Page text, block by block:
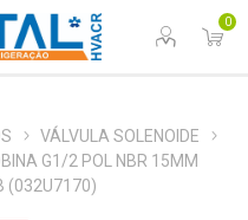
0
VÁLVULA SOLENOIDE
G1/2 POL NBR 15MM
(032U7170)